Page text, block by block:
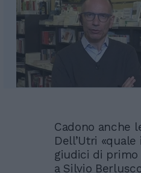
Cadono anche
Dell’Utri
giudici di primo
a Silvio